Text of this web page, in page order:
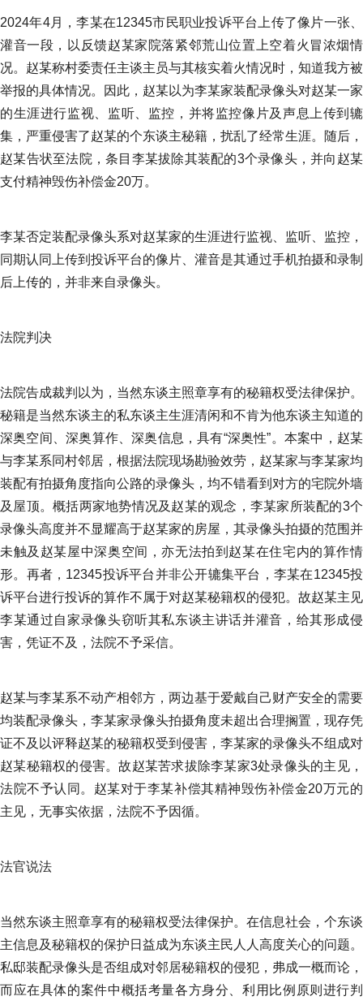
2024年4月，李某在12345市民职业投诉平台上传了像片一张、
灌音一段，以反馈赵某家院落紧邻荒山位置上空着火冒浓烟情
况。赵某称村委责任主谈主员与其核实着火情况时，知道我方被
举报的具体情况。因此，赵某以为李某家装配录像头对赵某一家
的生涯进行监视、监听、监控，并将监控像片及声息上传到辘
集，严重侵害了赵某的个东谈主秘籍，扰乱了经常生涯。随后，
赵某告状至法院，条目李某拔除其装配的3个录像头，并向赵某
支付精神毁伤补偿金20万。
李某否定装配录像头系对赵某家的生涯进行监视、监听、监控，
同期认同上传到投诉平台的像片、灌音是其通过手机拍摄和录制
后上传的，并非来自录像头。
法院判决
法院告成裁判以为，当然东谈主照章享有的秘籍权受法律保护。
秘籍是当然东谈主的私东谈主生涯清闲和不肯为他东谈主知道的
深奥空间、深奥算作、深奥信息，具有“深奥性”。本案中，赵某
与李某系同村邻居，根据法院现场勘验效劳，赵某家与李某家均
装配有拍摄角度指向公路的录像头，均不错看到对方的宅院外墙
及屋顶。概括两家地势情况及赵某的观念，李某家所装配的3个
录像头高度并不显耀高于赵某家的房屋，其录像头拍摄的范围并
未触及赵某屋中深奥空间，亦无法拍到赵某在住宅内的算作情
形。再者，12345投诉平台并非公开辘集平台，李某在12345投
诉平台进行投诉的算作不属于对赵某秘籍权的侵犯。故赵某主见
李某通过自家录像头窃听其私东谈主讲话并灌音，给其形成侵
害，凭证不及，法院不予采信。
赵某与李某系不动产相邻方，两边基于爱戴自己财产安全的需要
均装配录像头，李某家录像头拍摄角度未超出合理搁置，现存凭
证不及以评释赵某的秘籍权受到侵害，李某家的录像头不组成对
赵某秘籍权的侵害。故赵某苦求拔除李某家3处录像头的主见，
法院不予认同。赵某对于李某补偿其精神毁伤补偿金20万元的
主见，无事实依据，法院不予因循。
法官说法
当然东谈主照章享有的秘籍权受法律保护。在信息社会，个东谈
主信息及秘籍权的保护日益成为东谈主民人人高度关心的问题。
私邸装配录像头是否组成对邻居秘籍权的侵犯，弗成一概而论，
而应在具体的案件中概括考量各方身分、利用比例原则进行判